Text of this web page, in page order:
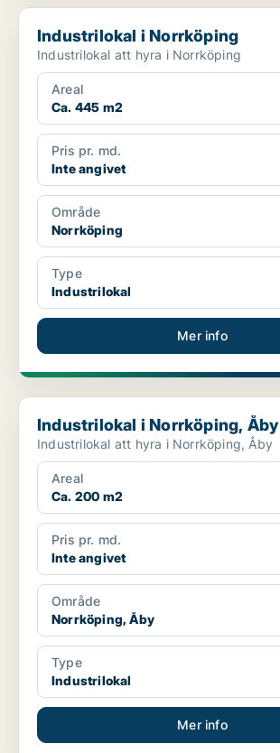
Industrilokal i Norrköping
Industrilokal i Norrköping
Industrilokal att hyra i Norrköping
Areal
Ca. 445 m2
Pris pr. md.
Inte angivet
Område
Norrköping
Type
Industrilokal
Mer info
Industrilokal i Norrköping, Åby
Industrilokal i Norrköping, Åby
Industrilokal att hyra i Norrköping, Åby
Areal
Ca. 200 m2
Pris pr. md.
Inte angivet
Område
Norrköping, Åby
Type
Industrilokal
Mer info